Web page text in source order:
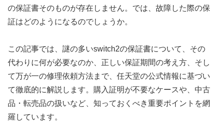
の保証書そのものが存在しません。では、故障した際の保
証はどのようになるのでしょうか。
この記事では、謎の多いswitch2の保証書について、その
代わりに何が必要なのか、正しい保証期間の考え方、そし
て万が一の修理依頼方法まで、任天堂の公式情報に基づい
て徹底的に解説します。購入証明が不要なケースや、中古
品・転売品の扱いなど、知っておくべき重要ポイントを網
羅しています。